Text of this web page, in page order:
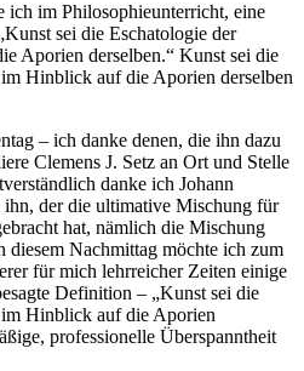
ich im Philosophieunterricht, eine
sei die Eschatologie der
Aporien derselben.“ Kunst sei die
Hinblick auf die Aporien derselben
– ich danke denen, die ihn dazu
Clemens J. Setz an Ort und Stelle
danke ich Johann
der die ultimative Mischung für
hat, nämlich die Mischung
Nachmittag möchte ich zum
für mich lehrreicher Zeiten einige
Definition – „Kunst sei die
Hinblick auf die Aporien
professionelle Überspanntheit